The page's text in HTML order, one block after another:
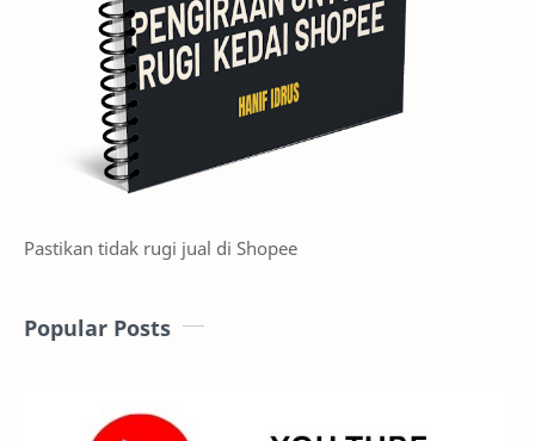
Pastikan tidak rugi jual di Shopee
Popular Posts